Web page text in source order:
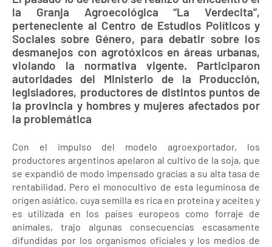
la Granja Agroecológica “La Verdecita”,
perteneciente al Centro de Estudios Políticos y
Sociales sobre Género, para debatir sobre los
desmanejos con agrotóxicos en áreas urbanas,
violando la normativa vigente. Participaron
autoridades del Ministerio de la Producción,
legisladores, productores de distintos puntos de
la provincia y hombres y mujeres afectados por
la problemática
Con el impulso del modelo agroexportador, los
productores argentinos apelaron al cultivo de la soja, que
se expandió de modo impensado gracias a su alta tasa de
rentabilidad. Pero el monocultivo de esta leguminosa de
origen asiático, cuya semilla es rica en proteína y aceites y
es utilizada en los países europeos como forraje de
animales, trajo algunas consecuencias escasamente
difundidas por los organismos oficiales y los medios de